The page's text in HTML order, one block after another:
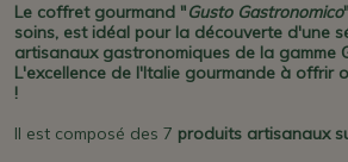
Le coffret gourmand "Gusto Gastronomico
soins, est idéal pour la découverte d'une
artisanaux gastronomiques de la gamme
L'excellence de l'Italie gourmande à offrir
!
Il est composé des 7 produits artisanaux